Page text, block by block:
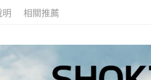
明 相關推薦